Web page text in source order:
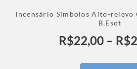
Incensário Símbolos Alto-relevo
B.Esot
R$22,00 – R$